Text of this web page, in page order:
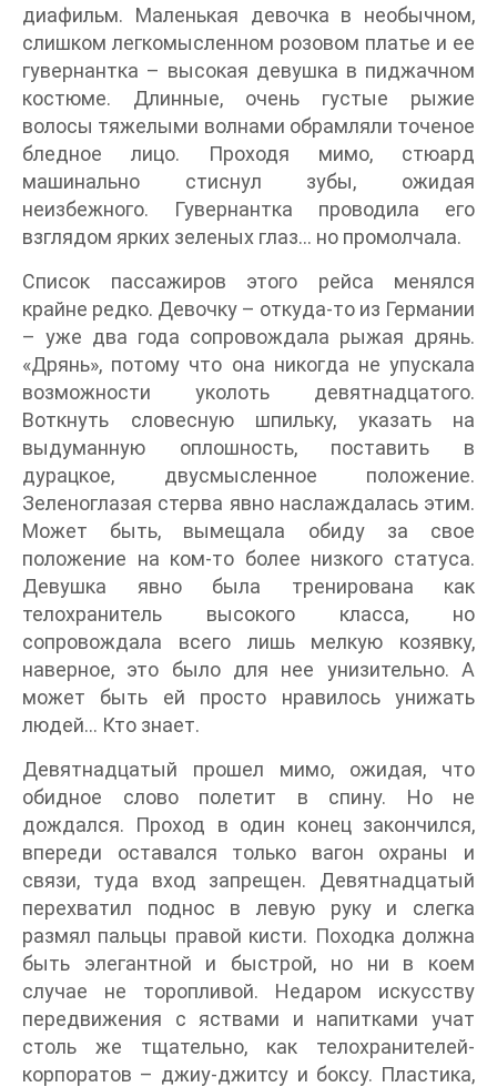
диафильм. Маленькая девочка в необычном,
слишком легкомысленном розовом платье и ее
гувернантка – высокая девушка в пиджачном
костюме. Длинные, очень густые рыжие
волосы тяжелыми волнами обрамляли точеное
бледное лицо. Проходя мимо, стюард
машинально стиснул зубы, ожидая
неизбежного. Гувернантка проводила его
взглядом ярких зеленых глаз… но промолчала.
Список пассажиров этого рейса менялся
крайне редко. Девочку – откуда-то из Германии
– уже два года сопровождала рыжая дрянь.
«Дрянь», потому что она никогда не упускала
возможности уколоть девятнадцатого.
Воткнуть словесную шпильку, указать на
выдуманную оплошность, поставить в
дурацкое, двусмысленное положение.
Зеленоглазая стерва явно наслаждалась этим.
Может быть, вымещала обиду за свое
положение на ком-то более низкого статуса.
Девушка явно была тренирована как
телохранитель высокого класса, но
сопровождала всего лишь мелкую козявку,
наверное, это было для нее унизительно. А
может быть ей просто нравилось унижать
людей… Кто знает.
Девятнадцатый прошел мимо, ожидая, что
обидное слово полетит в спину. Но не
дождался. Проход в один конец закончился,
впереди оставался только вагон охраны и
связи, туда вход запрещен. Девятнадцатый
перехватил поднос в левую руку и слегка
размял пальцы правой кисти. Походка должна
быть элегантной и быстрой, но ни в коем
случае не торопливой. Недаром искусству
передвижения с яствами и напитками учат
столь же тщательно, как телохранителей-
корпоратов – джиу-джитсу и боксу. Пластика,